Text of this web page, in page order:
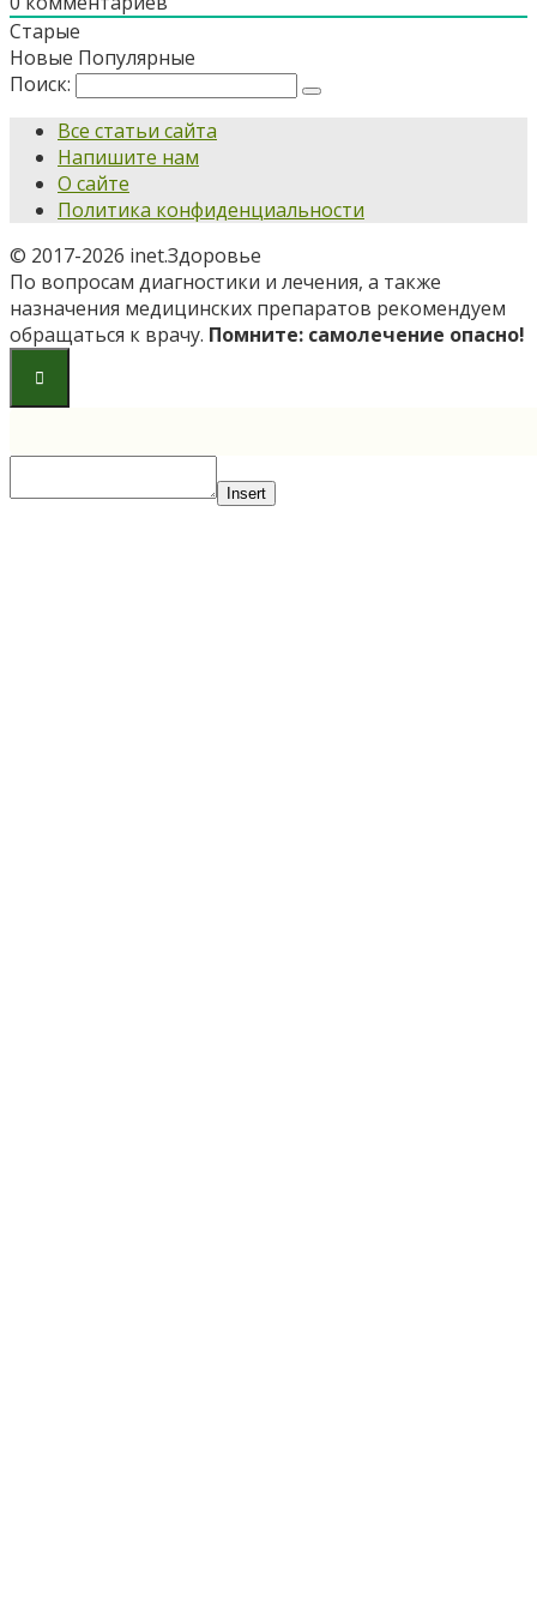
Старые
Новые Популярные
Поиск:
Все статьи сайта
Напишите нам
О сайте
Политика конфиденциальности
© 2017-2026 inet.Здоровье
По вопросам диагностики и лечения, а также
назначения медицинских препаратов рекомендуем
обращаться к врачу. Помните: самолечение опасно!
Insert